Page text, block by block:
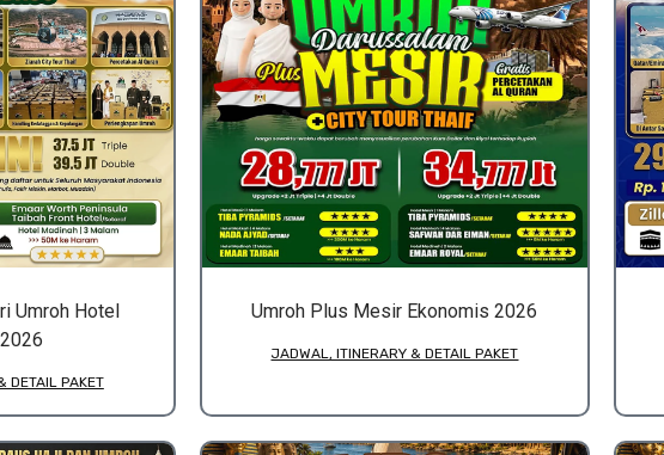
Umroh Hotel
DETAIL PAKET
Umroh Plus Mesir Ekonomis 2026
JADWAL, ITINERARY & DETAIL PAKET